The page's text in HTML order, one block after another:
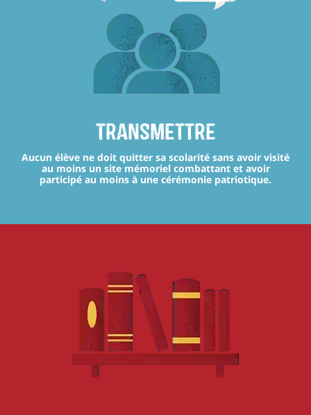
transmettre
Aucun élève ne doit quitter sa scolarité sans avoir visité
au moins un site mémoriel combattant et avoir
participé au moins à une cérémonie patriotique.